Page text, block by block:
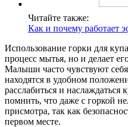
Читайте также:
Как и почему работает
Использование горки для
процесс мытья, но и делает
Малыши часто чувствуют себя
находятся в удобном
расслабиться и
помнить, что даже с горкой
присмотра, так как
первом месте.